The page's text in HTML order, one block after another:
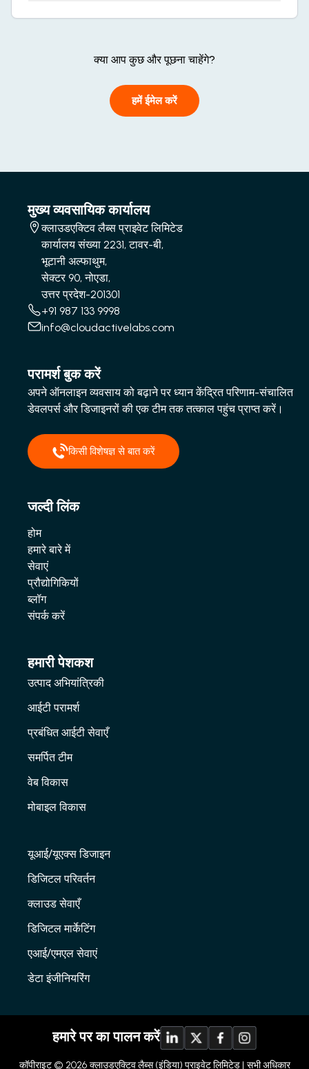
क्या आप कुछ और पूछना चाहेंगे?
हमें ईमेल करें
मुख्य व्यवसायिक कार्यालय
क्लाउडएक्टिव लैब्स प्राइवेट लिमिटेड
कार्यालय संख्या 2231, टावर-बी,
भूटानी अल्फाथुम,
सेक्टर 90, नोएडा,
उत्तर प्रदेश-201301
+91 987 133 9998
info@cloudactivelabs.com
परामर्श बुक करें
अपने ऑनलाइन व्यवसाय को बढ़ाने पर ध्यान केंद्रित परिणाम-संचालित
डेवलपर्स और डिजाइनरों की एक टीम तक तत्काल पहुंच प्राप्त करें।
किसी विशेषज्ञ से बात करें
जल्दी लिंक
होम
हमारे बारे में
सेवाएं
प्रौद्योगिकियों
ब्लॉग
संपर्क करें
हमारी पेशकश
उत्पाद अभियांत्रिकी
आईटी परामर्श
प्रबंधित आईटी सेवाएँ
समर्पित टीम
वेब विकास
मोबाइल विकास
यूआई/यूएक्स डिजाइन
डिजिटल परिवर्तन
क्लाउड सेवाएँ
डिजिटल मार्केटिंग
एआई/एमएल सेवाएं
डेटा इंजीनियरिंग
हमारे पर का पालन करें
कॉपीराइट © 2026 क्लाउडएक्टिव लैब्स (इंडिया) प्राइवेट लिमिटेड | सभी अधिकार